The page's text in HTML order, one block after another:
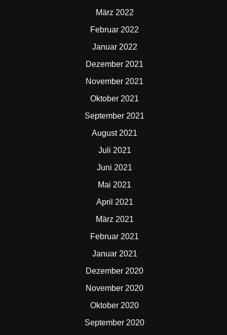
März 2022
Februar 2022
Januar 2022
Dezember 2021
November 2021
Oktober 2021
September 2021
August 2021
Juli 2021
Juni 2021
Mai 2021
April 2021
März 2021
Februar 2021
Januar 2021
Dezember 2020
November 2020
Oktober 2020
September 2020